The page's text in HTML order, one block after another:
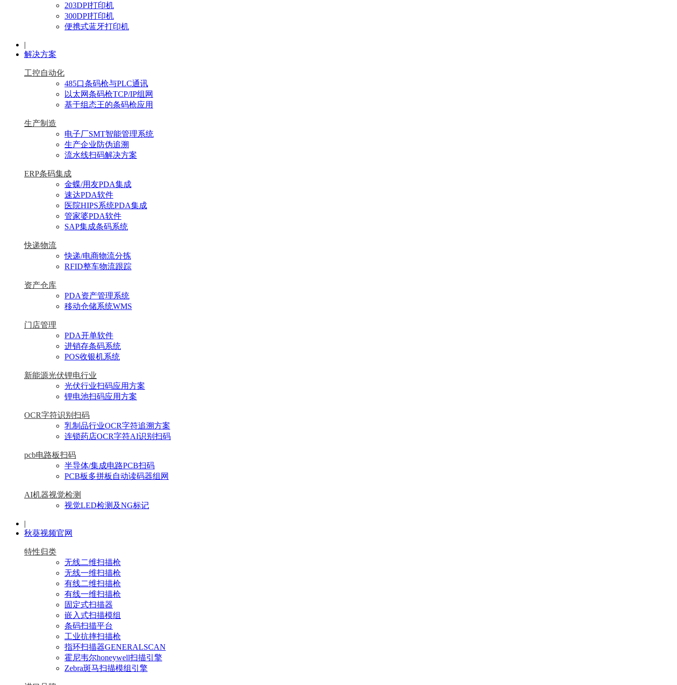
203DPI打印机
300DPI打印机
便携式蓝牙打印机
|
解决方案
工控自动化
485口条码枪与PLC通讯
以太网条码枪TCP/IP组网
基于组态王的条码枪应用
生产制造
电子厂SMT智能管理系统
生产企业防伪追溯
流水线扫码解决方案
ERP条码集成
金蝶/用友PDA集成
速达PDA软件
医院HIPS系统PDA集成
管家婆PDA软件
SAP集成条码系统
快递物流
快递/电商物流分拣
RFID整车物流跟踪
资产仓库
PDA资产管理系统
移动仓储系统WMS
门店管理
PDA开单软件
进销存条码系统
POS收银机系统
新能源光伏锂电行业
光伏行业扫码应用方案
锂电池扫码应用方案
OCR字符识别扫码
乳制品行业OCR字符追溯方案
连锁药店OCR字符AI识别扫码
pcb电路板扫码
半导体/集成电路PCB扫码
PCB板多拼板自动读码器组网
AI机器视觉检测
视觉LED检测及NG标记
|
秋葵视频官网
特性归类
无线二维扫描枪
无线一维扫描枪
有线二维扫描枪
有线一维扫描枪
固定式扫描器
嵌入式扫描模组
条码扫描平台
工业抗摔扫描枪
指环扫描器GENERALSCAN
霍尼韦尔honeywell扫描引擎
Zebra斑马扫描模组引擎